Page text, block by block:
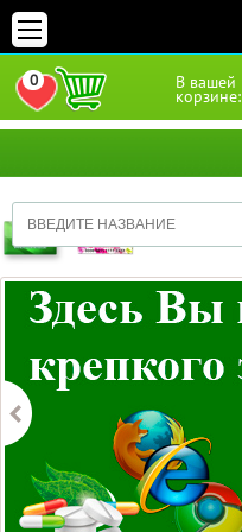
В вашей
корзине:
0
ПЕРЕЙТИ В ИЗБРАННОЕ